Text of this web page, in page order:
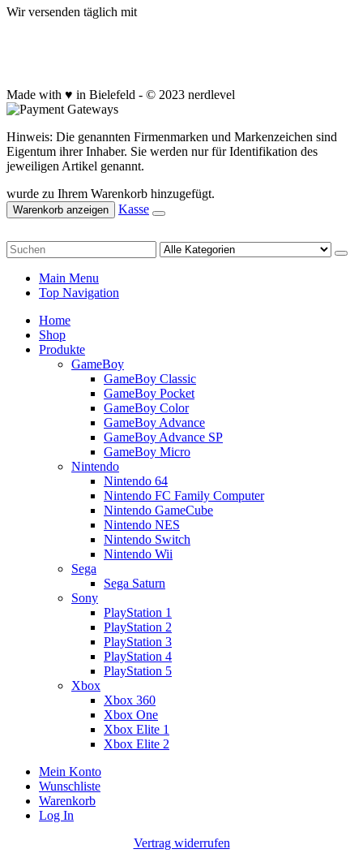
Wir versenden täglich mit
Made with ♥ in Bielefeld - © 2023 nerdlevel
Hinweis: Die genannten Firmenmarken und Markenzeichen sind
Eigentum ihrer Inhaber. Sie werden nur für Identifikation des
jeweiligen Artikel genannt.
wurde zu Ihrem Warenkorb hinzugefügt.
Warenkorb anzeigen Kasse
Main Menu
Top Navigation
Home
Shop
Produkte
GameBoy
GameBoy Classic
GameBoy Pocket
GameBoy Color
GameBoy Advance
GameBoy Advance SP
GameBoy Micro
Nintendo
Nintendo 64
Nintendo FC Family Computer
Nintendo GameCube
Nintendo NES
Nintendo Switch
Nintendo Wii
Sega
Sega Saturn
Sony
PlayStation 1
PlayStation 2
PlayStation 3
PlayStation 4
PlayStation 5
Xbox
Xbox 360
Xbox One
Xbox Elite 1
Xbox Elite 2
Mein Konto
Wunschliste
Warenkorb
Log In
Vertrag widerrufen